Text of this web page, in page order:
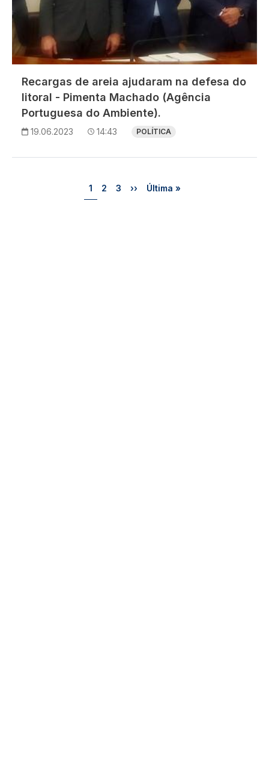
Recargas de areia ajudaram na defesa do
litoral - Pimenta Machado (Agência
Portuguesa do Ambiente).
19.06.2023 14:43 POLÍTICA
Página
1 Página
2 Página
3 Próxima página
›› Última página
Última »